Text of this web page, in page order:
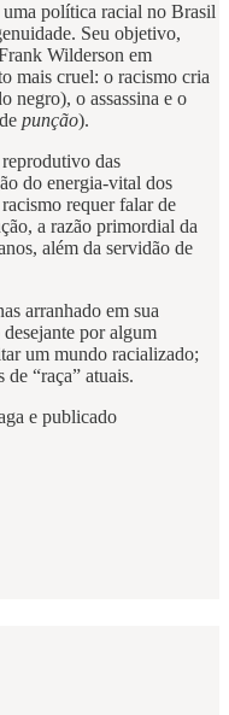
política racial no Brasil
Seu objetivo,
Wilderson em
mais cruel: o racismo cria
negro), o assassina e o
punção).
das
do energia-vital dos
requer falar de
a razão primordial da
além da servidão de
arranhado em sua
por algum
um mundo racializado;
“raça” atuais.
e publicado